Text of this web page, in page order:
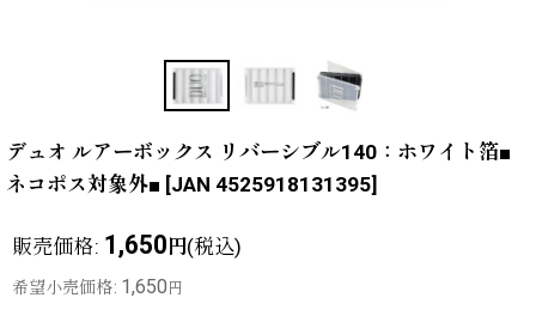
デュオ ルアーボックス リバーシブル140：ホワイト箔■
ネコポス対象外■ [JAN 4525918131395]
販売価格: 1,650円(税込)
希望小売価格: 1,650 円